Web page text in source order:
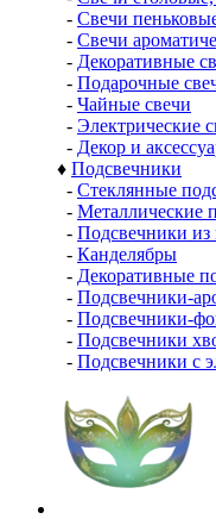
- Свечи
- Свечи
- Декоративные
- Подарочные
- Чайные свечи
- Электрические
- Декор и
♦ Подсвечники
- Стеклянные
- Металлические
- Подсвечники из
- Канделябры
- Декоративные
- Подсвечники-
- Подсвечники-
- Подсвечники
- Подсвечники с